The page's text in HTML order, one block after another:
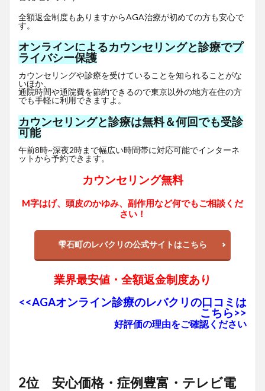
全額返金制度もありますからAGA治療が初めての方も安心で
す。
オンラインによるカウンセリングと診療でプ
ライバシー保護
カウンセリングや診療を受けていることを知られることがな
いほか、
通院時間や通院費を節約できるので東京以外の地方在住の方
でも手軽に利用できますよ。
カウンセリングと診療は無料＆何回でも受診
可能
午前8時~深夜2時まで幅広い時間帯に対応可能でインターネ
ットから予約できます。
カウンセリング無料
M字はげ、頭皮のかゆみ、副作用など何でもご相談くだ
さい！
雫石町のレバクリの公式サイトはこちら
業界最安値・全額返金制度あり
<<AGAオンライン診療のレバクリの口コミは
こちら>>
好評価の理由をご確認ください
2位 安心価格・症例豊富・テレビ電